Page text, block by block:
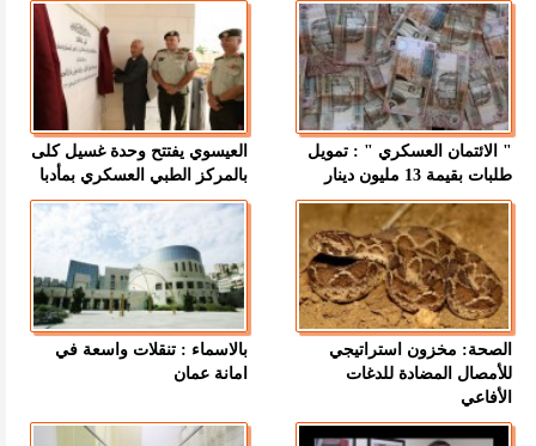
" الائتمان العسكري " : تمويل
طلبات بقيمة 13 مليون دينار
العيسوي يفتتح وحدة غسيل كلى
بالمركز الطبي العسكري بمأدبا
الصحة: مخزون استراتيجي
للأمصال المضادة للدغات
الأفاعي
بالاسماء : تنقلات واسعة في
امانة عمان